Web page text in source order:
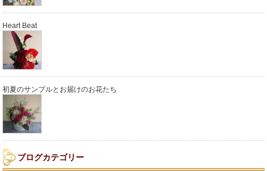
Heart Beat
初夏のサンプルとお届けのお花たち
ブログカテゴリー